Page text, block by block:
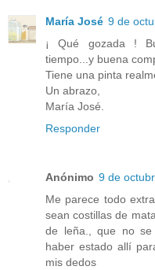
María José 9 de
¡ Qué gozada !
tiempo...y buena
Tiene una pinta
Un abrazo,
María José.
Responder
Anónimo 9 de
Me parece todo
sean costillas de
de leña., que no
haber estado allí
mis dedos